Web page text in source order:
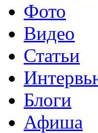
Фото
Видео
Статьи
Блоги
Афиша